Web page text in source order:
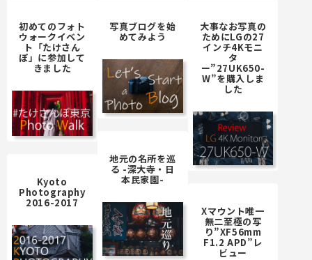
初めてのフォト
ウォークイベン
ト「たけさん
ぽ」に参加して
きました
写真ブログを始
めてみよう
大事なお写真の
ためにLGの27
インチ4Kモニ
タ
ー”27UK650-
W”を購入しま
した
地元の名所を巡
る -深大寺・日
本民家園-
Kyoto
Photography
2016-2017
Xマウント唯一
無二至極の写
り”XF56mm
F1.2 APD”レ
ビュー